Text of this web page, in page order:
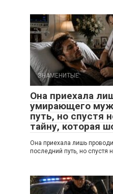
ЗНАМЕНИТЫЕ
Она приехала
умирающего
путь, но спустя
тайну, которая
Она приехала лишь
последний путь, но спустя